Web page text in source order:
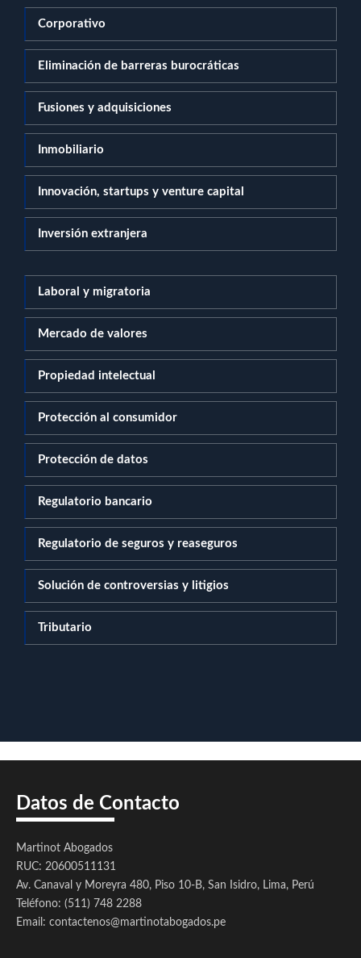
Corporativo
Eliminación de barreras burocráticas
Fusiones y adquisiciones
Inmobiliario
Innovación, startups y venture capital
Inversión extranjera
Laboral y migratoria
Mercado de valores
Propiedad intelectual
Protección al consumidor
Protección de datos
Regulatorio bancario
Regulatorio de seguros y reaseguros
Solución de controversias y litigios
Tributario
Datos de Contacto
Martinot Abogados
RUC: 20600511131
Av. Canaval y Moreyra 480, Piso 10-B, San Isidro, Lima, Perú
Teléfono: (511) 748 2288
Email: contactenos@martinotabogados.pe